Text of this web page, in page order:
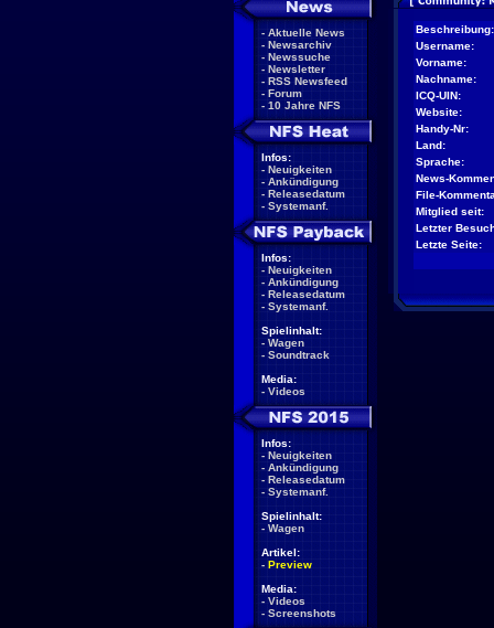
- Aktuelle News
- Newsarchiv
- Newssuche
- Newsletter
- RSS Newsfeed
- Forum
- 10 Jahre NFS
Infos:
- Neuigkeiten
- Ankündigung
- Releasedatum
- Systemanf.
Infos:
- Neuigkeiten
- Ankündigung
- Releasedatum
- Systemanf.
Spielinhalt:
- Wagen
- Soundtrack
Media:
- Videos
Infos:
- Neuigkeiten
- Ankündigung
- Releasedatum
- Systemanf.
Spielinhalt:
- Wagen
Artikel:
- Preview
Media:
- Videos
- Screenshots
Beschreibung:
Username:
Vorname:
Nachname:
ICQ-UIN:
Website:
Handy-Nr:
Land:
Sprache:
News-
File-
Mitglied seit:
Letzter
Letzte Seite: